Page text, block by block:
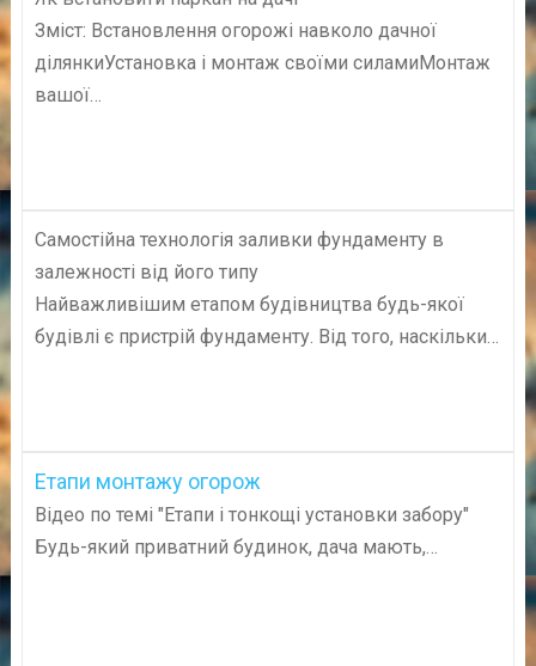
Зміст: Встановлення огорожі навколо дачної
ділянкиУстановка і монтаж своїми силамиМонтаж
вашої…
Самостійна технологія заливки фундаменту в
залежності від його типу
Найважливішим етапом будівництва будь-якої
будівлі є пристрій фундаменту. Від того, наскільки…
Етапи монтажу огорож
Відео по темі "Етапи і тонкощі установки забору"
Будь-який приватний будинок, дача мають,…